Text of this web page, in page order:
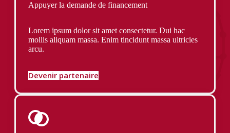
Appuyer la demande de financement
Lorem ipsum dolor sit amet consectetur. Dui hac
mollis aliquam massa. Enim tincidunt massa ultricies
arcu.
Devenir partenaire